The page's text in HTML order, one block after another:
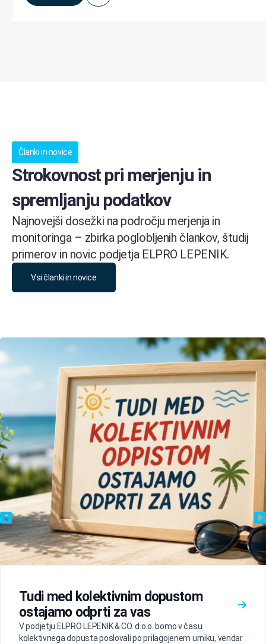
Članki in novice
Strokovnost pri merjenju in
spremljanju podatkov
Najnovejši dosežki na področju merjenja in
monitoringa – zbirka poglobljenih člankov, študij
primerov in novic podjetja ELPRO LEPENIK.
Vsi članki in novice
Tudi med kolektivnim dopustom
ostajamo odprti za vas
V podjetju ELPRO LEPENIK & CO. d.o.o. bomo v času
kolektivnega dopusta poslovali po prilagojenem urniku, vendar